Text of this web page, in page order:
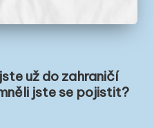
už do zahraničí
jste se pojistit?